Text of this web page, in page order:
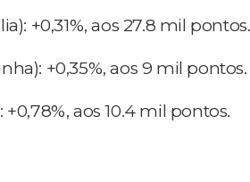
+0,31%, aos 27.8 mil pontos.
+0,35%, aos 9 mil pontos.
aos 10.4 mil pontos.